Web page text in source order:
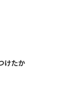
けたか